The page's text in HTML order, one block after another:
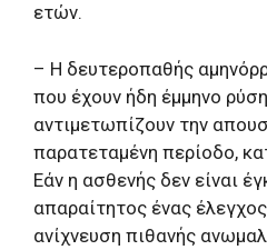
ετών.
– Η δευτεροπαθής
που έχουν ήδη έμμηνο
αντιμετωπίζουν την
παρατεταμένη περίοδο,
Εάν η ασθενής δεν είναι
απαραίτητος ένας
ανίχνευση πιθανής